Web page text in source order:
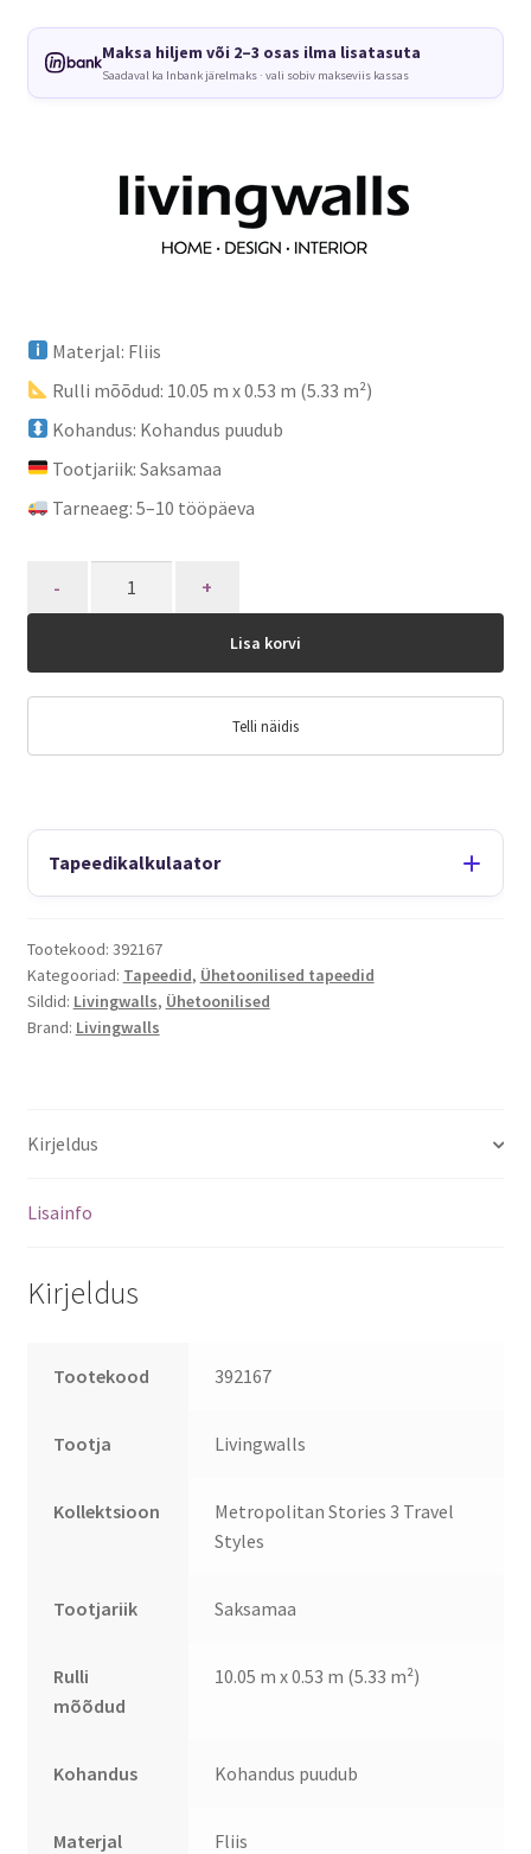
Maksa hiljem või 2–3 osas ilma lisatasuta
Saadaval ka Inbank järelmaks · vali sobiv makseviis kassas
Materjal: Fliis
Rulli mõõdud: 10.05 m x 0.53 m (5.33 m²)
Kohandus: Kohandus puudub
Tootjariik: Saksamaa
Tarneaeg: 5–10 tööpäeva
Lisa korvi
Telli näidis
Tapeedikalkulaator
Tootekood: 392167
Kategooriad: Tapeedid, Ühetoonilised tapeedid
Sildid: Livingwalls, Ühetoonilised
Brand: Livingwalls
Kirjeldus
Lisainfo
Kirjeldus
Tootekood 392167
Tootja Livingwalls
Kollektsioon
Metropolitan Stories 3 Travel
Styles
Tootjariik Saksamaa
Rulli
mõõdud
10.05 m x 0.53 m (5.33 m²)
Kohandus Kohandus puudub
Materjal Fliis